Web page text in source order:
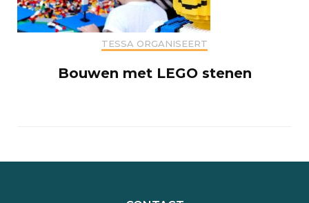
TESSA ORGANISEERT
Bouwen met LEGO stenen